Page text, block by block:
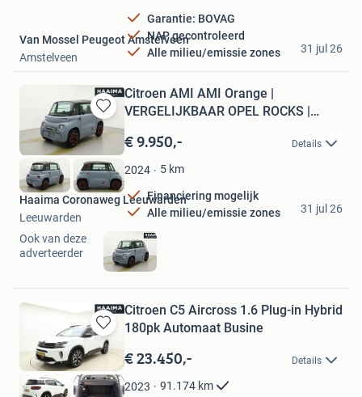
Garantie: BOVAG
NAP gecontroleerd
Alle milieu/emissie zones
Van Mossel Peugeot Amstelveen
Amstelveen
31 jul 26
Bewaren
in
Mijn
Favorieten
Citroen AMI AMI Orange |
VERGELIJKBAAR OPEL ROCKS |
€ 9.950,- Details
2024 5 km
Financiering mogelijk
Alle milieu/emissie zones
Haaima Coronaweg Leeuwarden
Leeuwarden
31 jul 26
Ook van deze
adverteerder
Bewaren
in
Mijn
Favorieten
Citroen C5 Aircross 1.6 Plug-in Hybrid
180pk Automaat Busine
€ 23.450,- Details
2023 91.174 km